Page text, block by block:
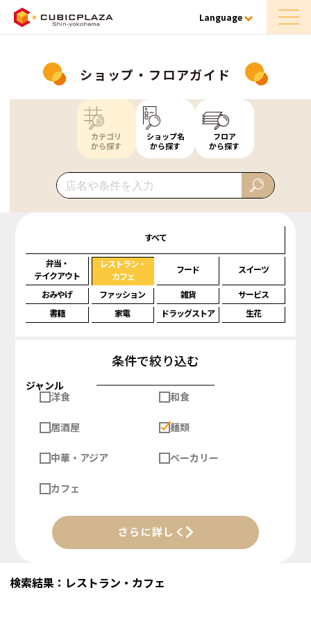
Language
ショップ・フロアガイド
カテゴリ
から探す
ショップ名
から探す
フロア
から探す
すべて
弁当・
テイクアウト
レストラン・
カフェ
フード スイーツ
おみやげ ファッション 雑貨
サービス
書籍
家電 ドラッグストア 生花
条件で絞り込む
ジャンル
洋食
和食
居酒屋 麺類
中華・アジア ベーカリー
カフェ
さらに詳しく
検索結果：レストラン・カフェ